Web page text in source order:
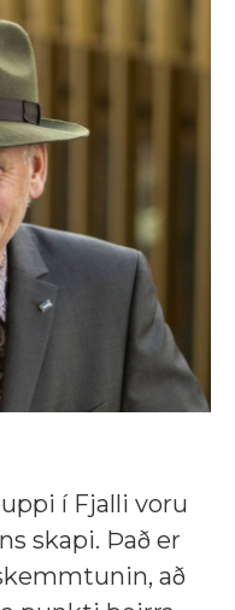
í Fjalli voru
skapi. Það er
að